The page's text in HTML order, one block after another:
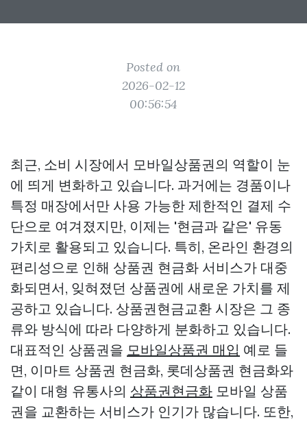
Posted on
2026-02-12
00:56:54
최근, 소비 시장에서 모바일상품권의 역할이 눈
에 띄게 변화하고 있습니다. 과거에는 경품이나
특정 매장에서만 사용 가능한 제한적인 결제 수
단으로 여겨졌지만, 이제는 '현금과 같은' 유동
가치로 활용되고 있습니다. 특히, 온라인 환경의
편리성으로 인해 상품권 현금화 서비스가 대중
화되면서, 잊혀졌던 상품권에 새로운 가치를 제
공하고 있습니다. 상품권현금교환 시장은 그 종
류와 방식에 따라 다양하게 분화하고 있습니다.
대표적인 상품권을 모바일상품권 매입 예로 들
면, 이마트 상품권 현금화, 롯데상품권 현금화와
같이 대형 유통사의 상품권현금화 모바일 상품
권을 교환하는 서비스가 인기가 많습니다. 또한,